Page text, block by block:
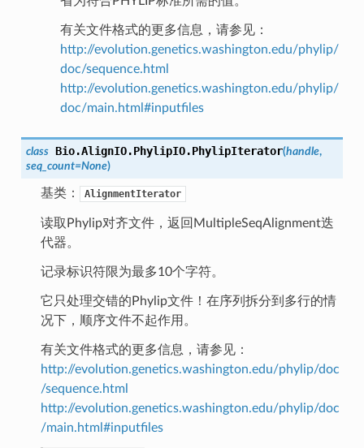
有关文件格式的更多信息，请参见：
http://evolution.genetics.washington.edu/phylip/
doc/sequence.html
http://evolution.genetics.washington.edu/phylip/
doc/main.html#inputfiles
class Bio.AlignIO.PhylipIO.PhylipIterator(handle,
seq_count=None)
基类： AlignmentIterator
读取Phylip对齐文件，返回MultipleSeqAlignment迭
代器。
记录标识符限为最多10个字符。
它只处理交错的Phylip文件！在序列拆分到多行的情
况下，顺序文件不起作用。
有关文件格式的更多信息，请参见：
http://evolution.genetics.washington.edu/phylip/doc
/sequence.html
http://evolution.genetics.washington.edu/phylip/doc
/main.html#inputfiles